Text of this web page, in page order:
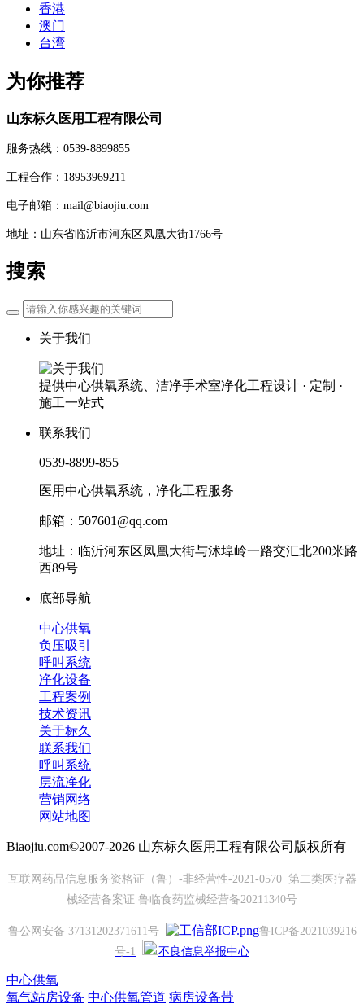
香港
澳门
台湾
为你推荐
山东标久医用工程有限公司
服务热线：0539-8899855
工程合作：18953969211
电子邮箱：mail@biaojiu.com
地址：山东省临沂市河东区凤凰大街1766号
搜索
关于我们
提供中心供氧系统、洁净手术室净化工程设计 · 定制 ·
施工一站式
联系我们
0539-8899-855
医用中心供氧系统，净化工程服务
邮箱：507601@qq.com
地址：临沂河东区凤凰大街与沭埠岭一路交汇北200米路
西89号
底部导航
中心供氧
负压吸引
呼叫系统
净化设备
工程案例
技术资讯
关于标久
联系我们
呼叫系统
层流净化
营销网络
网站地图
Biaojiu.com©2007-2026 山东标久医用工程有限公司版权所有
互联网药品信息服务资格证（鲁）-非经营性-2021-0570 第二类医疗器
械经营备案证 鲁临食药监械经营备20211340号
鲁公网安备 37131202371611号
鲁ICP备2021039216
号-1
不良信息举报中心
中心供氧
氧气站房设备 中心供氧管道 病房设备带